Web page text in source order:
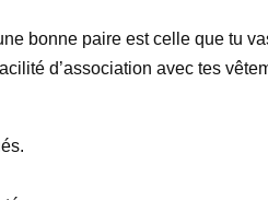
bonne paire est celle que tu
d’association avec tes